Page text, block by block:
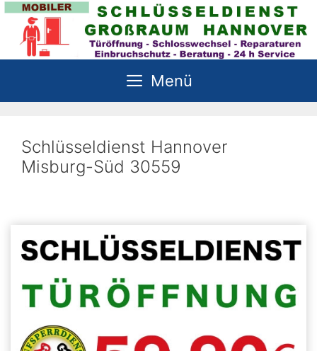
Zum
Inhalt
springen
Menü
Schlüsseldienst Hannover
Misburg-Süd 30559